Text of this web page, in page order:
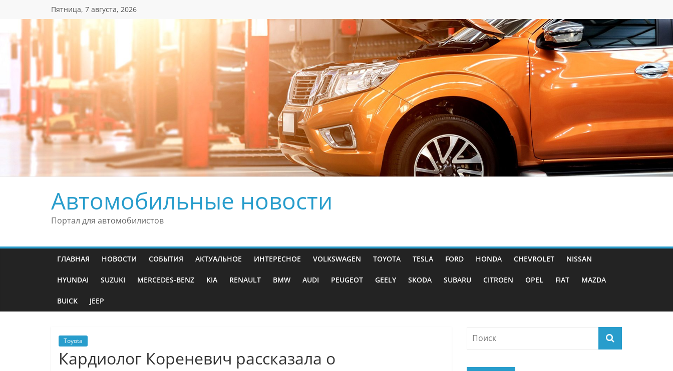
содержимому
Пятница, 7 августа, 2026
Автомобильные новости
Портал для автомобилистов
ГЛАВНАЯ НОВОСТИ СОБЫТИЯ АКТУАЛЬНОЕ ИНТЕРЕСНОЕ VOLKSWAGEN TOYOTA TESLA FORD HONDA CHEVROLET NISSAN
HYUNDAI SUZUKI MERCEDES-BENZ KIA RENAULT BMW AUDI PEUGEOT GEELY SKODA SUBARU CITROEN OPEL FIAT MAZDA
BUICK JEEP
Toyota
Кардиолог Кореневич рассказала о